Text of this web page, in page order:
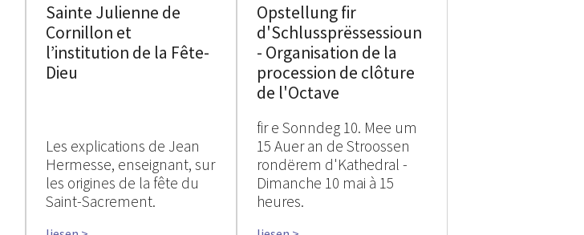
Sainte Julienne de
Cornillon et
l’institution de la Fête-
Dieu
Les explications de Jean
Hermesse, enseignant, sur
les origines de la fête du
Saint-Sacrement.
Opstellung fir
d'Schlussprëssessioun
- Organisation de la
procession de clôture
de l'Octave
fir e Sonndeg 10. Mee um
15 Auer an de Stroossen
rondërem d'Kathedral -
Dimanche 10 mai à 15
heures.